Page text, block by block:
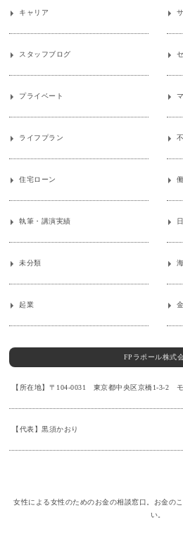
キャリア
スタッフブログ
プライベート
ライフプラン
住宅ローン
執筆・講演実績
未分類
起業
FPラポール株式
【所在地】〒104-0031 東京都中央区京橋1-3-2
【代表】黒須かおり
女性による女性のためのお金の相談窓口。お金の
い。